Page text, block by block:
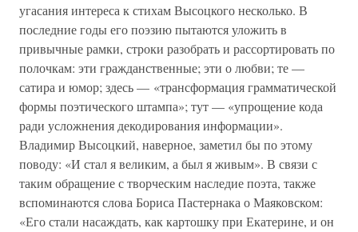
угасания интереса к стихам Высоцкого несколько. В
последние годы его поэзию пытаются уложить в
привычные рамки, строки разобрать и рассортировать по
полочкам: эти гражданственные; эти о любви; те —
сатира и юмор; здесь — «трансформация грамматической
формы поэтического штампа»; тут — «упрощение кода
ради усложнения декодирования информации».
Владимир Высоцкий, наверное, заметил бы по этому
поводу: «И стал я великим, а был я живым». В связи с
таким обращение с творческим наследие поэта, также
вспоминаются слова Бориса Пастернака о Маяковском:
«Его стали насаждать, как картошку при Екатерине, и он